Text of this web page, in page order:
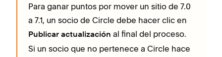
Para ganar puntos por mover un sitio de 7.0
a 7.1, un socio de Circle debe hacer clic en
Publicar actualización al final del proceso.
Si un socio que no pertenece a Circle hace